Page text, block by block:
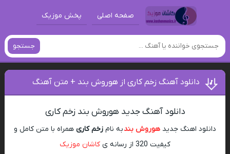
صفحه اصلی پخش موزیک
جستجو
دانلود آهنگ زخم کاری از هوروش بند + متن آهنگ
دانلود آهنگ جدید هوروش بند زخم کاری
دانلود اهنگ جدید هوروش بندبه نام زخم کاری همراه با متن کامل و
کیفیت 320 از رسانه ی
کاشان موزیک